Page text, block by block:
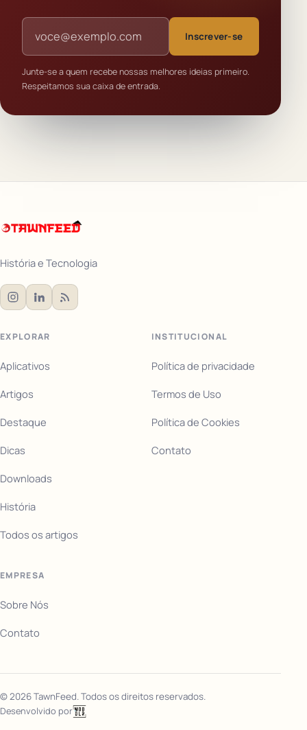
Endereço de e-mail
Inscrever-se
Junte-se a quem recebe nossas melhores ideias primeiro.
Respeitamos sua caixa de entrada.
História e Tecnologia
EXPLORAR
Aplicativos
Artigos
Destaque
Dicas
Downloads
História
Todos os artigos
INSTITUCIONAL
Política de privacidade
Termos de Uso
Política de Cookies
Contato
EMPRESA
Sobre Nós
Contato
©2026TawnFeed. Todos os direitos reservados.
Desenvolvido por